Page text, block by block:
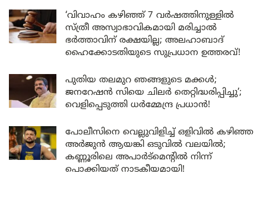
‘വിവാഹം കഴിഞ്ഞ് 7 വർഷത്തിനുള്ളിൽ
സ്ത്രീ അസ്വാഭാവികമായി മരിച്ചാൽ
ഭർത്താവിന് രക്ഷയില്ല; അലഹാബാദ്
ഹൈക്കോടതിയുടെ സുപ്രധാന ഉത്തരവ്!
പുതിയ തലമുറ ഞങ്ങളുടെ മക്കൾ;
ജനറേഷൻ സിയെ ചിലർ തെറ്റിദ്ധരിപ്പിച്ചു’;
വെളിപ്പെടുത്തി ധർമ്മേന്ദ്ര പ്രധാൻ!
പോലീസിനെ വെല്ലുവിളിച്ച് ഒളിവിൽ കഴിഞ്ഞ
അർജുൻ ആയങ്കി ഒടുവിൽ വലയിൽ;
കണ്ണൂരിലെ അപാർട്മെന്റിൽ നിന്ന്
പൊക്കിയത് നാടകീയമായി!